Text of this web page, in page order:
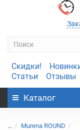
Скидки!
Статьи
Отзывы
Каталог
... Murena ROUND